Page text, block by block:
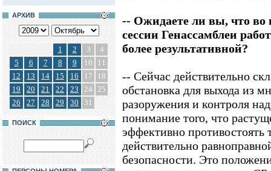
АРХИВ
1 2 3
4
5
6 7 8 9 10
11
12
13 14 15 16 17
18
19
20 21 22 23 24 25
26
27 28 29 30 31
ПОИСК
-- Ожидаете ли вы, что
сессии Генассамблеи
более результативной?
-- Сейчас действительно
обстановка для выхода из
разоружения и контроля
понимание того, что
эффективно противостоять
действительно
безопасности. Это